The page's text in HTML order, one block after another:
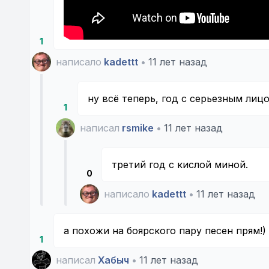
1
написало kadettt • 11 лет назад
1
ну всё теперь, год с серьезным
написал rsmike • 11 лет назад
0
третий год с кислой миной.
написало kadettt • 11 лет назад
1
а похожи на боярского пару песен прям!)
написал Хабыч • 11 лет назад